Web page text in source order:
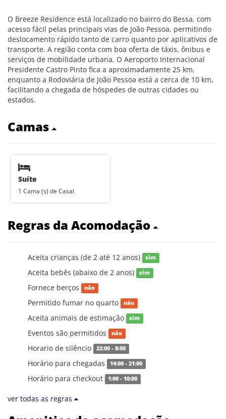
O Breeze Residence está localizado no bairro do Bessa, com
acesso fácil pelas principais vias de João Pessoa, permitindo
deslocamento rápido tanto de carro quanto por aplicativos de
transporte. A região conta com boa oferta de táxis, ônibus e
serviços de mobilidade urbana. O Aeroporto Internacional
Presidente Castro Pinto fica a aproximadamente 25 km,
enquanto a Rodoviária de João Pessoa está a cerca de 10 km,
facilitando a chegada de hóspedes de outras cidades ou
estados.
Camas
Suíte
1 Cama (s) de Casal
Regras da Acomodação
Aceita crianças (de 2 até 12 anos) sim
Aceita bebês (abaixo de 2 anos) sim
Fornece berços não
Permitido fumar no quarto não
Aceita animais de estimação sim
Eventos são permitidos não
Horario de silêncio 22:00 - 8:00
Horário para chegadas 14:00 - 21:00
Horário para checkout 1:00 - 10:00
ver todas as regras